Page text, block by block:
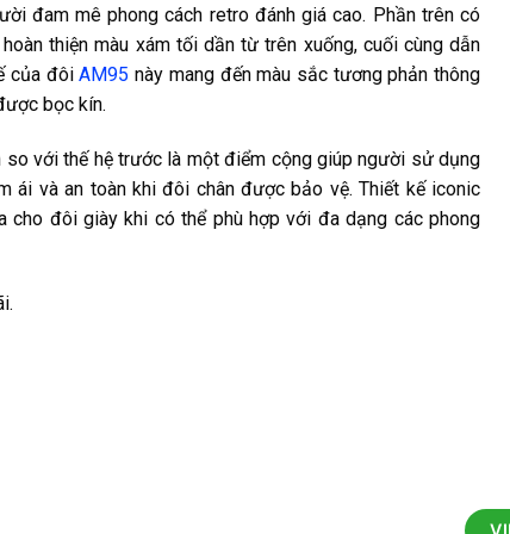
đam mê phong cách retro đánh giá cao. Phần trên có
thiện màu xám tối dần từ trên xuống, cuối cùng dẫn
của đôiAM95 này mang đến màu sắc tương phản thông
bọc kín.
so với thế hệ trước là một điểm cộng giúp người sử dụng
ái và an toàn khi đôi chân được bảo vệ. Thiết kế iconic
đôi giày khi có thể phù hợp với đa dạng các phong